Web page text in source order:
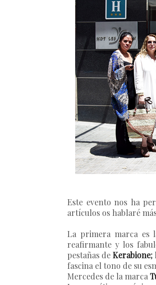
Este evento nos ha
artículos os hablaré
La primera marca
reafirmante y los
pestañas deKerabione;
fascina el tono de su
Mercedes de la marca